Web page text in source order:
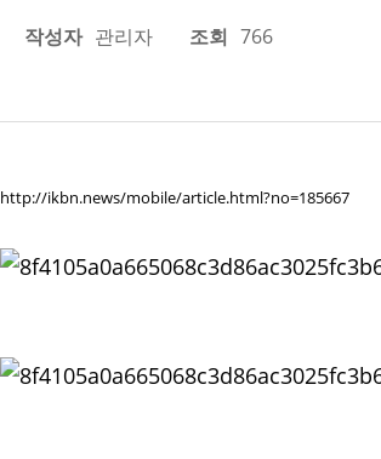
작성자 관리자 조회 766
http://ikbn.news/mobile/article.html?no=185667